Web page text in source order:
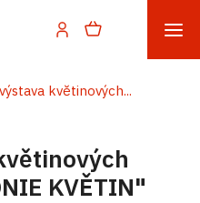
květinových...
KVĚTIN"